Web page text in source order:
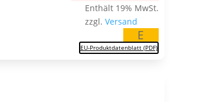
Enthält 19% MwSt.
zzgl. Versand
E
EU-Produktdatenblatt (PDF)